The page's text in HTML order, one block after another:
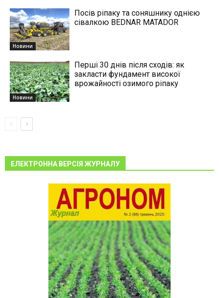
Новини
Посів ріпаку та соняшнику однією
сівалкою BEDNAR MATADOR
Новини
Перші 30 днів після сходів: як
закласти фундамент високої
врожайності озимого ріпаку
ЕЛЕКТРОННА ВЕРСІЯ ЖУРНАЛУ